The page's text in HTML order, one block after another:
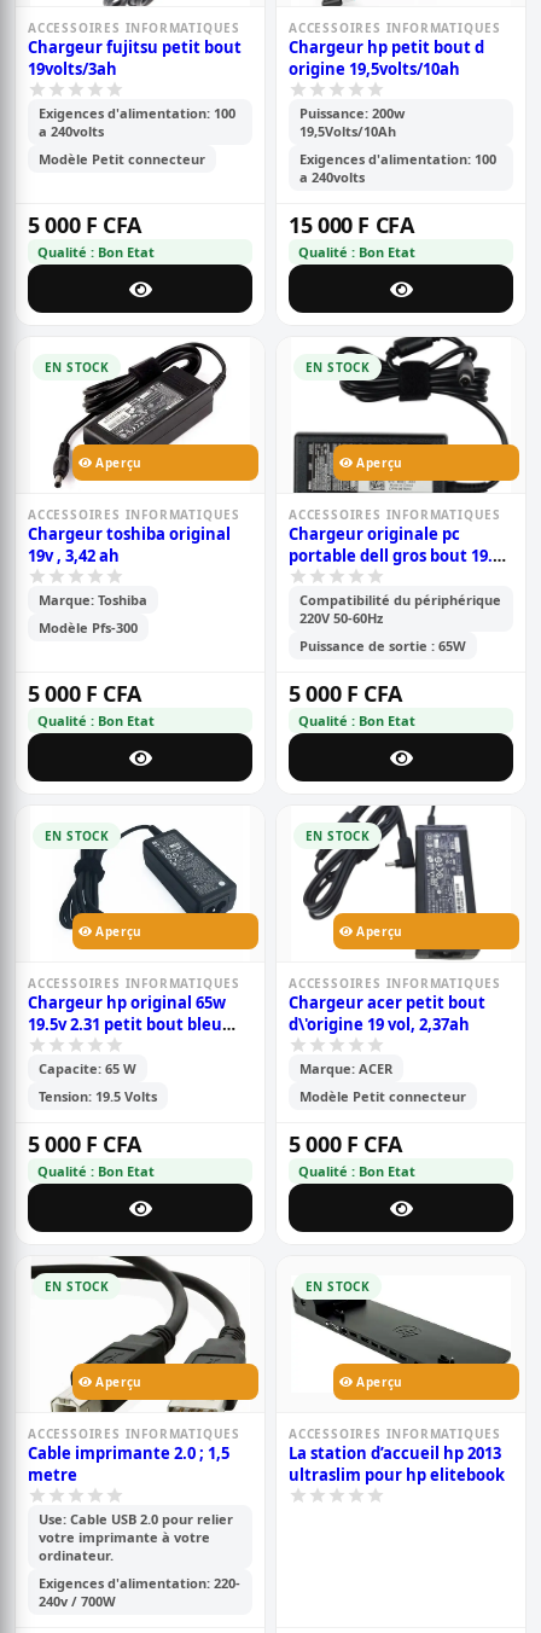
ACCESSOIRES INFORMATIQUES
Chargeur fujitsu petit bout
19volts/3ah
Exigences d'alimentation: 100
a 240volts
Modèle Petit connecteur
5 000 F CFA
Qualité : Bon Etat
ACCESSOIRES INFORMATIQUES
Chargeur hp petit bout d
origine 19,5volts/10ah
Puissance: 200w
19,5Volts/10Ah
Exigences d'alimentation: 100
a 240volts
15 000 F CFA
Qualité : Bon Etat
EN STOCK
Aperçu
ACCESSOIRES INFORMATIQUES
Chargeur toshiba original
19v , 3,42 ah
Marque: Toshiba
Modèle Pfs-300
5 000 F CFA
Qualité : Bon Etat
EN STOCK
Aperçu
ACCESSOIRES INFORMATIQUES
Chargeur originale pc
portable dell gros bout 19.5v
3.34 ampère
Compatibilité du périphérique
220V 50-60Hz
Puissance de sortie : 65W
5 000 F CFA
Qualité : Bon Etat
EN STOCK
Aperçu
ACCESSOIRES INFORMATIQUES
Chargeur hp original 65w
19.5v 2.31 petit bout bleu
pour ordinateur portable
Capacite: 65 W
Tension: 19.5 Volts
5 000 F CFA
Qualité : Bon Etat
EN STOCK
Aperçu
ACCESSOIRES INFORMATIQUES
Chargeur acer petit bout
d\'origine 19 vol, 2,37ah
Marque: ACER
Modèle Petit connecteur
5 000 F CFA
Qualité : Bon Etat
EN STOCK
Aperçu
ACCESSOIRES INFORMATIQUES
Cable imprimante 2.0 ; 1,5
metre
Use: Cable USB 2.0 pour relier
votre imprimante à votre
ordinateur.
Exigences d'alimentation: 220-
240v / 700W
EN STOCK
Aperçu
ACCESSOIRES INFORMATIQUES
La station d’accueil hp 2013
ultraslim pour hp elitebook